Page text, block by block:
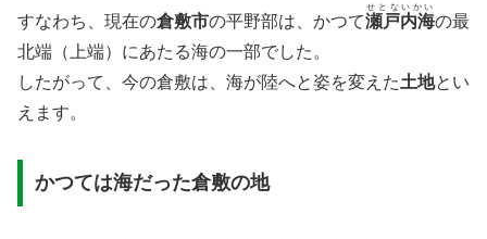
すなわち、現在の倉敷市の平野部は、かつて瀬戸内海
せとないかい
の最
北端（上端）にあたる海の一部でした。
​したがって、今の倉敷は、海が陸へと姿を変えた土地とい
えます。
​かつては海だった倉敷の地